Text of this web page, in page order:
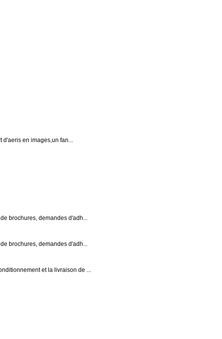
d'aeris en images,un fan...
brochures, demandes d'adh...
brochures, demandes d'adh...
et la livraison de ...